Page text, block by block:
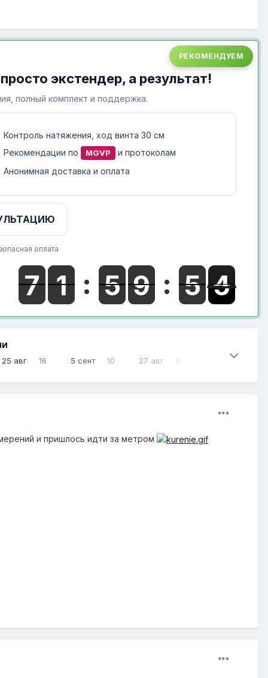
РЕКОМЕНДУЕМ
экстендер, а результат!
полный комплект и поддержка.
Контроль натяжения, ход винта 30 см
Рекомендации по MGVP
и протоколам
Анонимная доставка и оплата
оплата
25 авг 16 5 сент 10 27 авг 9
и пришлось идти за метром